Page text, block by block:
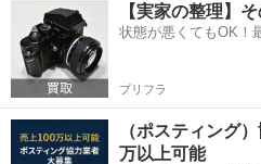
【実家の整理】
状態が悪くてもOK！
プリフラ
（ポスティング
万以上可能